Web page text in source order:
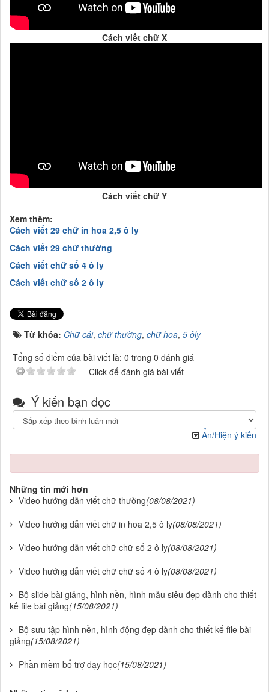
Cách viết chữ X
Cách viết chữ Y
Xem thêm:
Cách viết 29 chữ in hoa 2,5 ô ly
Cách viết 29 chữ thường
Cách viết chữ số 4 ô ly
Cách viết chữ số 2 ô ly
Từ khóa: Chữ cái, chữ thường, chữ hoa, 5 ôly
Tổng số điểm của bài viết là: 0 trong 0 đánh giá
Click để đánh giá bài viết
Ý kiến bạn đọc
Ẩn/Hiện ý kiến
Những tin mới hơn
Video hướng dẫn viết chữ thường(08/08/2021)
Video hướng dẫn viết chữ in hoa 2,5 ô ly(08/08/2021)
Video hướng dẫn viết chữ chữ số 2 ô ly(08/08/2021)
Video hướng dẫn viết chữ chữ số 4 ô ly(08/08/2021)
Bộ slide bài giảng, hình nền, hình mẫu siêu đẹp dành cho thiết
kế file bài giảng(15/08/2021)
Bộ sưu tập hình nền, hình động đẹp dành cho thiết kế file bài
giảng(15/08/2021)
Phần mềm bổ trợ dạy học(15/08/2021)